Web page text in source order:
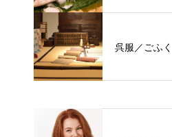
呉服／ごふく